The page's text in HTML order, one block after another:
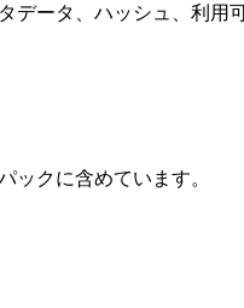
データ、ハッシュ、利用
ックに含めています。